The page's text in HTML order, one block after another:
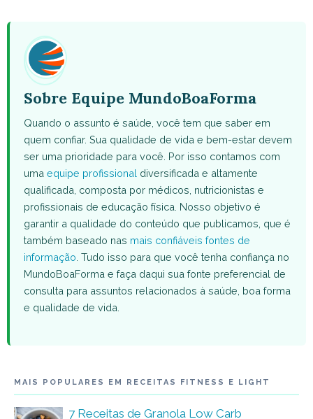
Sobre Equipe MundoBoaForma
Quando o assunto é saúde, você tem que saber em
quem confiar. Sua qualidade de vida e bem-estar devem
ser uma prioridade para você. Por isso contamos com
uma equipe profissional diversificada e altamente
qualificada, composta por médicos, nutricionistas e
profissionais de educação física. Nosso objetivo é
garantir a qualidade do conteúdo que publicamos, que é
também baseado nas mais confiáveis fontes de
informação . Tudo isso para que você tenha confiança no
MundoBoaForma e faça daqui sua fonte preferencial de
consulta para assuntos relacionados à saúde, boa forma
e qualidade de vida.
MAIS POPULARES EM RECEITAS FITNESS E LIGHT
7 Receitas de Granola Low Carb